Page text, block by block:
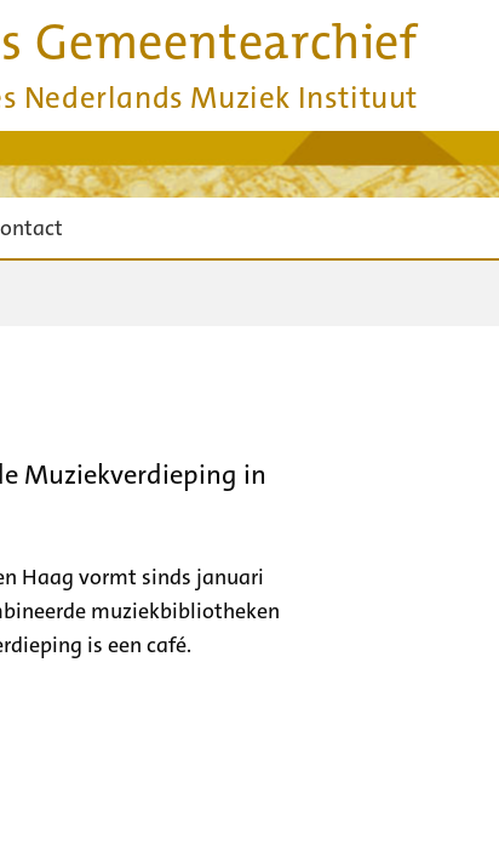
Gemeentearchief
Nederlands Muziek Instituut
Muziekverdieping in
Haag vormt sinds januari
muziekbibliotheken
is een café.